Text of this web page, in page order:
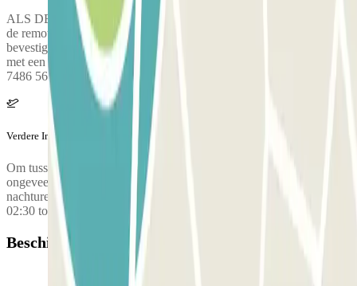
ALS DE SLAGBOOM NIET OPENGAAT: Neem contact op met
de remote service en geef de "external booking ID" door die op je
bevestigingsvoucher staat. Als alternatief kunt u contact opnemen
met een medewerker door te bellen naar +39 02 7486 5621 - +39 02
7486 5622.
Verdere Informatie
Om tussen de parkeerplaatsen en de terminals te reizen, rijdt er
ongeveer elke 15 minuten een gratis pendelbus. Tijdens de
nachturen is de frequentie ongeveer elke 30 minuten: Vanaf T1:
02:30 tot 04:00 Vanaf parkeerplaats P6: 02:15 tot 03:45
Beschikbare producten